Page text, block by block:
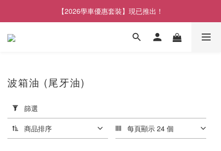
【2026學車優惠套裝】現已推出！
用
篩
選
(0/20)
波箱油 (尾牙油)
篩選
商品排序 每頁顯示 24 個